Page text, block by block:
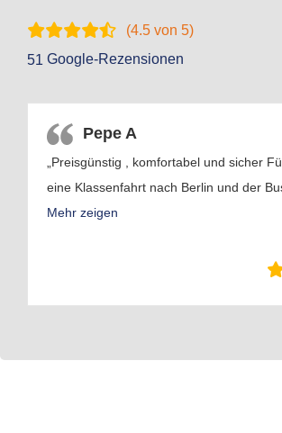
(4.5 von 5)
51 Google-Rezensionen
Pepe A
„Preisgünstig , komfortabel und sicher
eine Klassenfahrt nach Berlin und der
Mehr zeigen